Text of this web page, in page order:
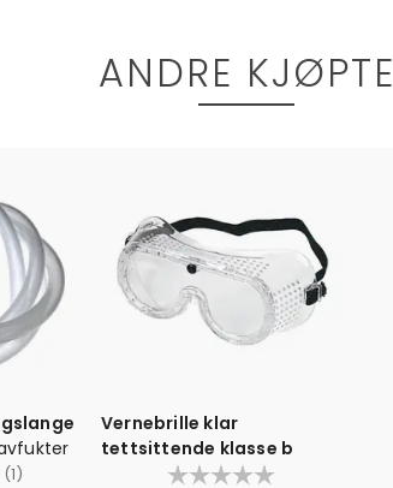
ANDRE KJØPTE
(1)
Vernebrille klar
tettsittende klasse b